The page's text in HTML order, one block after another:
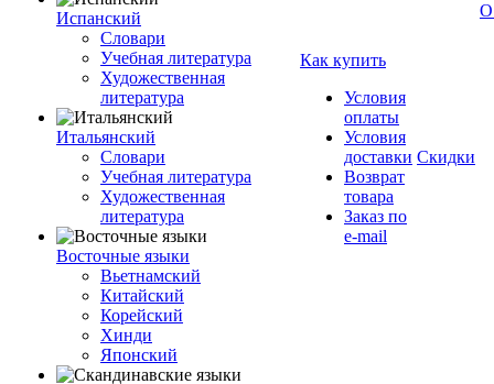
Испанский
Словари
Учебная литература
Художественная
литература
Итальянский
Словари
Учебная литература
Художественная
литература
Восточные языки
Вьетнамский
Китайский
Корейский
Хинди
Японский
Как купить
Условия
оплаты
Условия
доставки
Возврат
товара
Заказ по
e-mail
Скидки
О